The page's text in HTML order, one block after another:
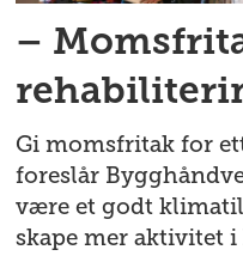
–
Gi momsfritak for
foreslår
være et godt
skape mer aktivitet i